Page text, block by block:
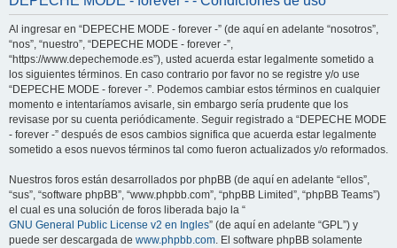
Al ingresar en “DEPECHE MODE - forever -” (de aquí en adelante “nosotros”,
“nos”, “nuestro”, “DEPECHE MODE - forever -”,
“https://www.depechemode.es”), usted acuerda estar legalmente sometido a
los siguientes términos. En caso contrario por favor no se registre y/o use
“DEPECHE MODE - forever -”. Podemos cambiar estos términos en cualquier
momento e intentaríamos avisarle, sin embargo sería prudente que los
revisase por su cuenta periódicamente. Seguir registrado a “DEPECHE MODE
- forever -” después de esos cambios significa que acuerda estar legalmente
sometido a esos nuevos términos tal como fueron actualizados y/o reformados.
Nuestros foros están desarrollados por phpBB (de aquí en adelante “ellos”,
“sus”, “software phpBB”, “www.phpbb.com”, “phpBB Limited”, “phpBB Teams”)
el cual es una solución de foros liberada bajo la “
GNU General Public License v2 en Ingles” (de aquí en adelante “GPL”) y
puede ser descargada de www.phpbb.com. El software phpBB solamente